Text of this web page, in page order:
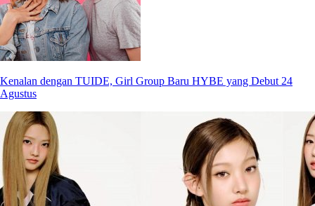
Kenalan dengan TUIDE, Girl Group Baru HYBE yang Debut 24
Agustus